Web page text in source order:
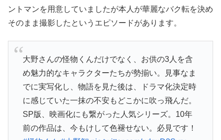
ントマンを用意していましたが本人が華麗なバク転を決め
そのまま撮影したというエピソードがあります。
大野さんの怪物くんだけでなく、お供の3人を含
め魅力的なキャラクターたちが勢揃い。見事なま
でに実写化し、物語を見た後は、ドラマ化決定時
に感じていた一抹の不安もどこかに吹っ飛んだ。
SP版、映画化にも繋がった人気シリーズ。10年
前の作品は、今もけして色褪せない。必見です！